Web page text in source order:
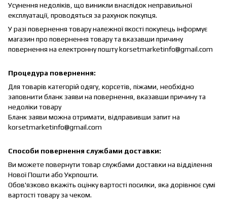
Усунення недоліків, що виникли внаслідок неправильної
експлуатації, проводяться за рахунок покупця.
У разі повернення товару належної якості покупець інформує
магазин про повернення товару та вказавши причину
повернення на електронну пошту korsetmarketinfo@gmail.com
Процедура повернення:
Для товарів категорій одягу, корсетів, піжами, необхідно
заповнити бланк заяви на повернення, вказавши причину та
недоліки товару
Бланк заяви можна отримати, відправивши запит на
korsetmarketinfo@gmail.com
Способи повернення службами доставки:
Ви можете повернути товар службами доставки на відділення
Нової Пошти або Укрпошти.
Обов'язково вкажіть оцінку вартості посилки, яка дорівнює сумі
вартості товару за чеком.